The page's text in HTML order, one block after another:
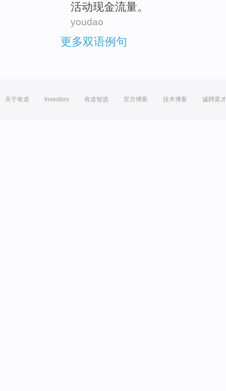
活动现金流量。
youdao
更多双语例句
关于有道 Investors 有道智选 官方博客 技术博客 诚聘英才